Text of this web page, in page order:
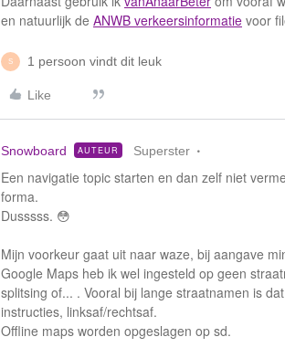
en natuurlijk de ANWB verkeersinformatie voor
S 1 persoon vindt dit leuk
Like
Snowboard AUTEUR Superster
Een navigatie topic starten en dan zelf niet
forma.
Dusssss. 😳
Mijn voorkeur gaat uit naar waze, bij aangave
Google Maps heb ik wel ingesteld op geen
splitsing of... . Vooral bij lange straatnamen is
instructies, linksaf/rechtsaf.
Offline maps worden opgeslagen op sd.